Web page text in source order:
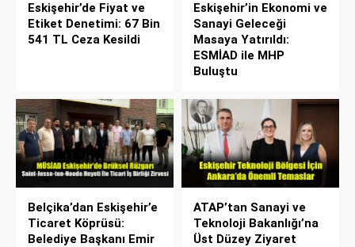
Eskişehir’de Fiyat ve
Etiket Denetimi: 67 Bin
541 TL Ceza Kesildi
Eskişehir’in Ekonomi ve
Sanayi Geleceği
Masaya Yatırıldı:
ESMİAD ile MHP
Buluştu
Belçika’dan Eskişehir’e
Ticaret Köprüsü:
Belediye Başkanı Emir
ATAP’tan Sanayi ve
Teknoloji Bakanlığı’na
Üst Düzey Ziyaret